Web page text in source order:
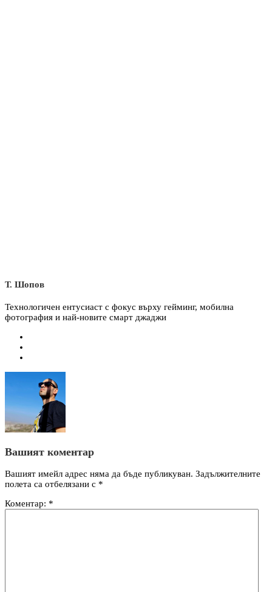
Т. Шопов
Технологичен ентусиаст с фокус върху гейминг, мобилна
фотография и най-новите смарт джаджи
Вашият коментар
Вашият имейл адрес няма да бъде публикуван. Задължителните
полета са отбелязани с *
Коментар: *